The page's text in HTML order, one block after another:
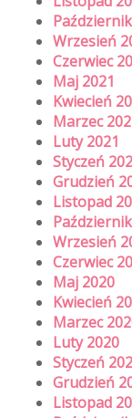
Wrzesień
Czerwiec
Maj 2021
Kwiecień
Marzec
Luty 2021
Styczeń
Grudzień
Listopad
Wrzesień
Czerwiec
Maj 2020
Kwiecień
Marzec
Luty 2020
Styczeń
Grudzień
Listopad